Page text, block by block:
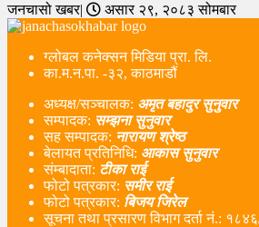
जनचासो खबर| असार २९, २०८३ सोमबार
ग्लोबल कनेक्सन मिडिया प्रा. लि.
का.म.न.पा. -३२, काठमाडौं
अध्यक्ष/सञ्चालक: अमृत बहादुर सुनुवार
सम्पादक: सम्झना सुनुवार
सह सम्पादक: नारायण श्रेष्ठ
बेलायत प्रतिनिधि: आकास सुनुवार
संम्बादाता: टीका राई
फोटो पत्रकार: समीर राई
फोटो पत्रकार: बिजय जिरेल
सूचना तथा प्रसारण विभाग दर्ता नं‌.: